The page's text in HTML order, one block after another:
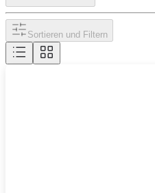
Sortieren und Filtern